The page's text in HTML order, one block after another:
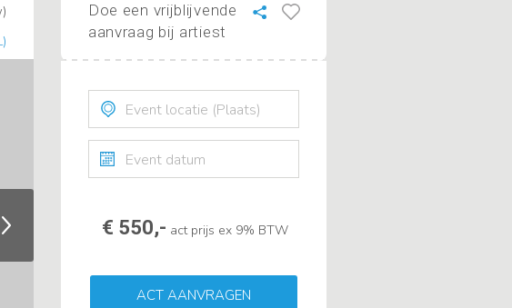
Doe een vrijblijvende
aanvraag bij artiest
€ 550,- act prijs ex 9% BTW
ACT AANVRAGEN